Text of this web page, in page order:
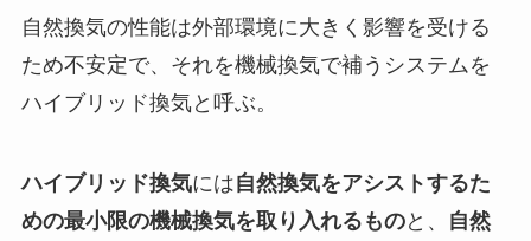
自然換気の性能は外部環境に大きく影響を受ける
ため不安定で、それを機械換気で補うシステムを
ハイブリッド換気と呼ぶ。
ハイブリッド換気には自然換気をアシストするた
めの最小限の機械換気を取り入れるものと、
自然